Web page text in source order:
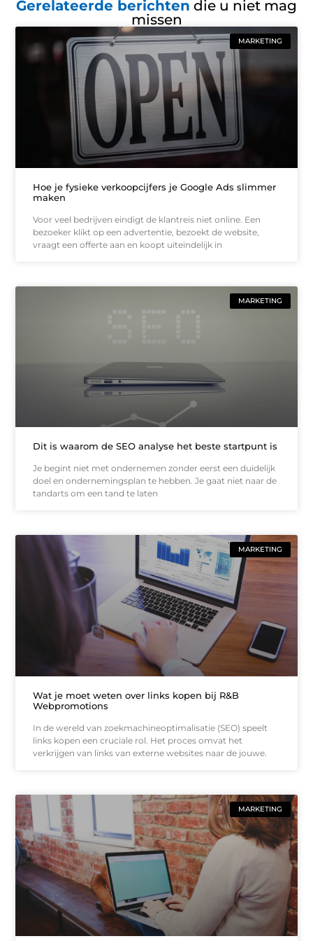
Gerelateerde berichten die u niet mag
missen
MARKETING
Hoe je fysieke verkoopcijfers je Google Ads slimmer
maken
Voor veel bedrijven eindigt de klantreis niet online. Een
bezoeker klikt op een advertentie, bezoekt de website,
vraagt een offerte aan en koopt uiteindelijk in
MARKETING
Dit is waarom de SEO analyse het beste startpunt is
Je begint niet met ondernemen zonder eerst een duidelijk
doel en ondernemingsplan te hebben. Je gaat niet naar de
tandarts om een tand te laten
MARKETING
Wat je moet weten over links kopen bij R&B
Webpromotions
In de wereld van zoekmachineoptimalisatie (SEO) speelt
links kopen een cruciale rol. Het proces omvat het
verkrijgen van links van externe websites naar de jouwe.
MARKETING